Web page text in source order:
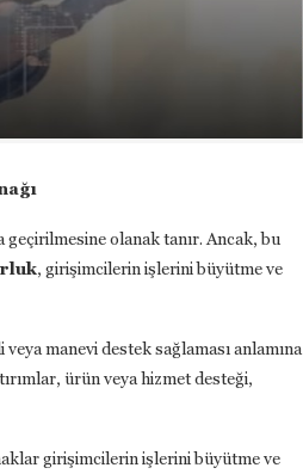
olanak tanır. Ancak, bu
, girişimcilerin işlerini büyütme ve
manevi destek sağlaması anlamına
ürün veya hizmet desteği,
girişimcilerin işlerini büyütme ve